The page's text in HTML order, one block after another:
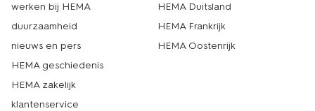
werken bij HEMA
duurzaamheid
nieuws en pers
HEMA geschiedenis
HEMA zakelijk
klantenservice
HEMA Duitsland
HEMA Frankrijk
HEMA Oostenrijk